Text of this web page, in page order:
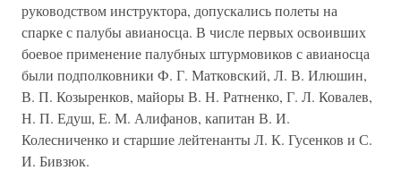
руководством инструктора, допускались полеты на
спарке с палубы авианосца. В числе первых освоивших
боевое применение палубных штурмовиков с авианосца
были подполковники Ф. Г. Матковский, Л. В. Илюшин,
В. П. Козыренков, майоры В. Н. Ратненко, Г. Л. Ковалев,
Н. П. Едуш, Е. М. Алифанов, капитан В. И.
Колесниченко и старшие лейтенанты Л. К. Гусенков и С.
И. Бивзюк.